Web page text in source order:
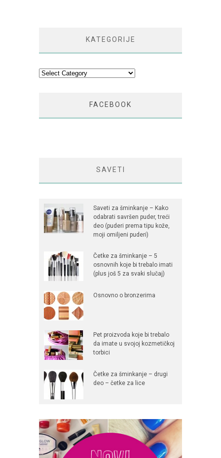
KATEGORIJE
Kategorije
FACEBOOK
SAVETI
Saveti za šminkanje – Kako
odabrati savršen puder, treći
deo (puderi prema tipu kože,
moji omiljeni puderi)
Četke za šminkanje – 5
osnovnih koje bi trebalo imati
(plus još 5 za svaki slučaj)
Osnovno o bronzerima
Pet proizvoda koje bi trebalo
da imate u svojoj kozmetičkoj
torbici
Četke za šminkanje – drugi
deo – četke za lice